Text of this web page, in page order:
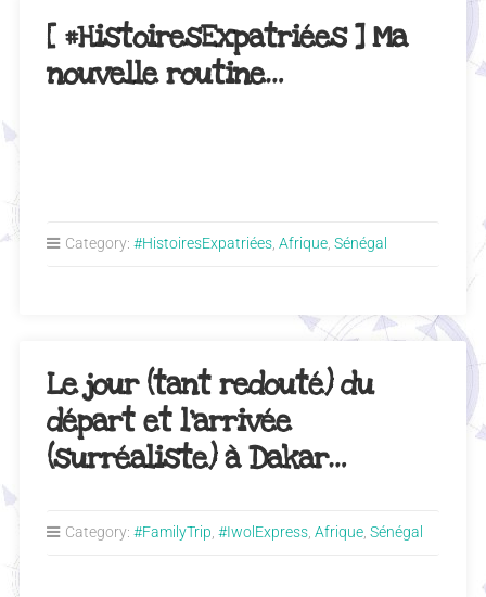
[ #HistoiresExpatriées ] Ma
nouvelle routine…
Category: #HistoiresExpatriées, Afrique, Sénégal
Le jour (tant redouté) du
départ et l’arrivée
(surréaliste) à Dakar…
Category: #FamilyTrip, #IwolExpress, Afrique, Sénégal